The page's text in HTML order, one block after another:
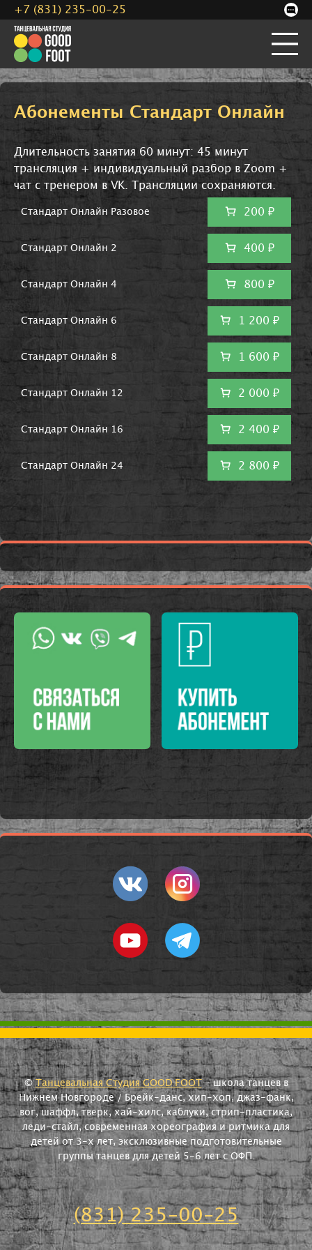
Абонементы Стандарт Онлайн
Длительность занятия 60 минут: 45 минут
трансляция + индивидуальный разбор в Zoom +
чат с тренером в VK. Трансляции сохраняются.
Стандарт Онлайн Разовое 200 ₽
Стандарт Онлайн 2 400 ₽
Стандарт Онлайн 4 800 ₽
Стандарт Онлайн 6 1 200 ₽
Стандарт Онлайн 8 1 600 ₽
Стандарт Онлайн 12 2 000 ₽
Стандарт Онлайн 16 2 400 ₽
Стандарт Онлайн 24 2 800 ₽
©Танцевальная Студия GOOD FOOT- школа танцев в
Нижнем Новгороде / Брейк-данс, хип-хоп, джаз-фанк,
вог, шаффл, тверк, хай-хилс, каблуки, стрип-пластика,
леди-стайл, современная хореография и ритмика для
детей от 3-х лет, эксклюзивные подготовительные
группы танцев для детей 5-6 лет с ОФП.
(831) 235-00-25
+7 (831) 235-00-25